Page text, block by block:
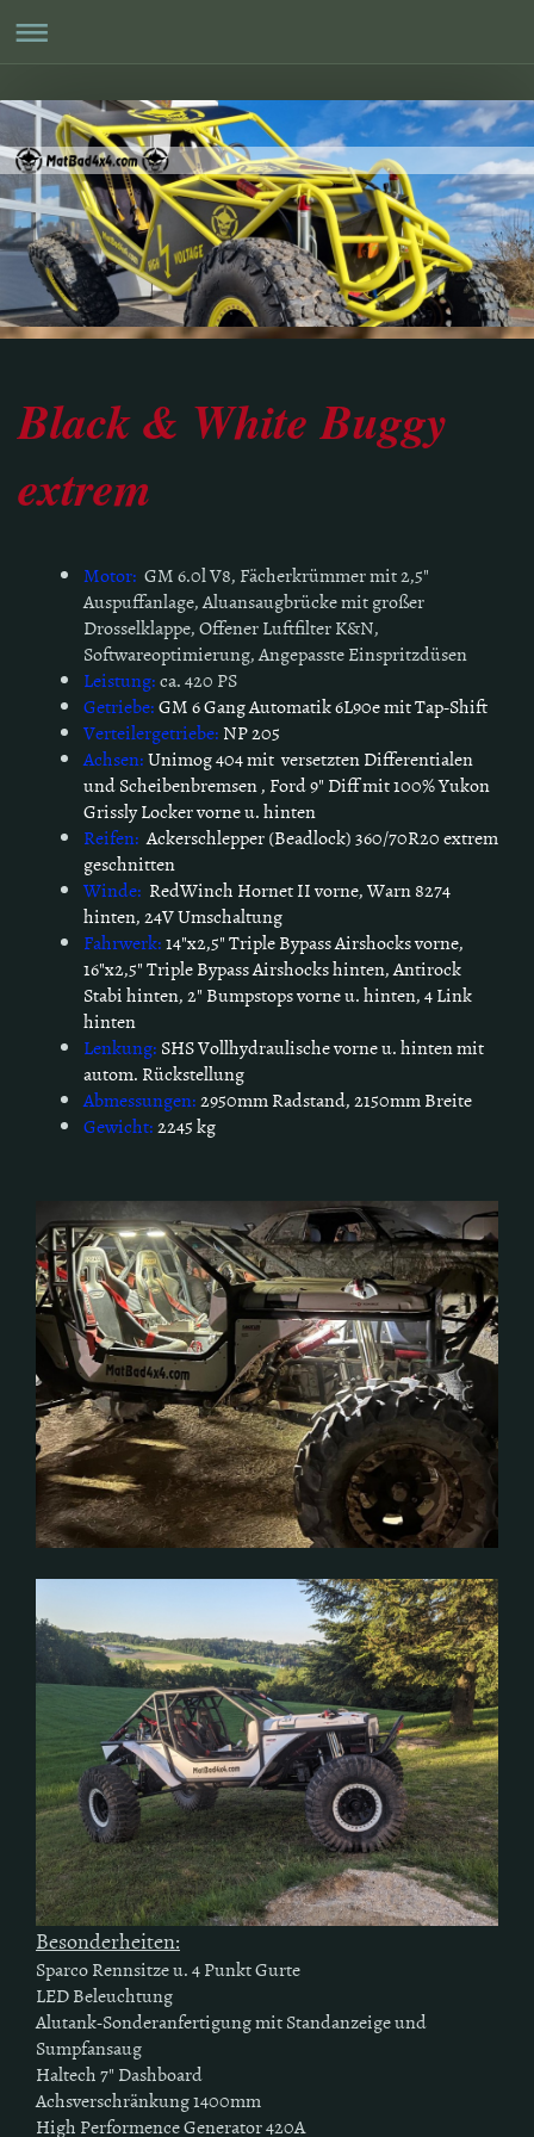
Black & White Buggy
extrem
Motor: GM 6.0l V8, Fächerkrümmer mit 2,5"
Auspuffanlage, Aluansaugbrücke mit großer
Drosselklappe, Offener Luftfilter K&N,
Softwareoptimierung, Angepasste Einspritzdüsen
Leistung:ca. 420 PS
Getriebe:GM 6 Gang Automatik 6L90e mit Tap-Shift
Verteilergetriebe: NP 205
Achsen:Unimog 404 mit versetzten Differentialen
und Scheibenbremsen , Ford 9" Diff mit 100% Yukon
Grissly Locker vorne u. hinten
Reifen: Ackerschlepper (Beadlock) 360/70R20 extrem
geschnitten
Winde: RedWinch Hornet II vorne, Warn 8274
hinten, 24V Umschaltung
Fahrwerk:14"x2,5" Triple Bypass Airshocks vorne,
16"x2,5" Triple Bypass Airshocks hinten, Antirock
Stabi hinten, 2" Bumpstops vorne u. hinten, 4 Link
hinten
Lenkung: SHS Vollhydraulische vorne u. hinten mit
autom. Rückstellung
Abmessungen:2950mm Radstand, 2150mm Breite
Gewicht:2245 kg
Besonderheiten:
Sparco Rennsitze u. 4 Punkt Gurte
LED Beleuchtung
Alutank-Sonderanfertigung mit Standanzeige und
Sumpfansaug
Haltech 7" Dashboard
Achsverschränkung 1400mm
High Performence Generator 420A